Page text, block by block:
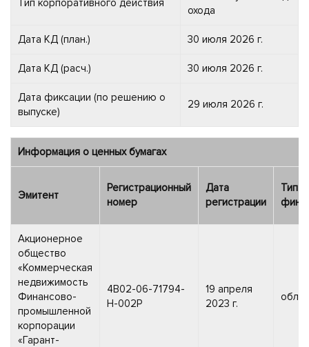
Тип корпоративного действия
охода
Дата КД (план.) 30 июля 2026 г.
Дата КД (расч.) 30 июля 2026 г.
Дата фиксации (по решению о
выпуске)
29 июля 2026 г.
Информация о ценных бумагах
Эмитент
Регистрационный
номер
Дата
регистрации
Тип
Акционерное
общество
«Коммерческая
недвижимость
Финансово-
промышленной
корпорации
«Гарант-
4B02-06-71794-
H-002P
19 апреля
2023 г.